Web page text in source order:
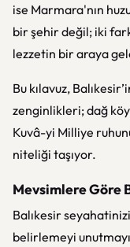
ise Marmara'nın
bir şehir değil; iki
lezzetin bir araya
Bu kılavuz,
zenginlikleri; dağ
Kuvâ-yi Milliye
niteliği taşıyor.
Mevsimlere Göre
Balıkesir
belirlemeyi